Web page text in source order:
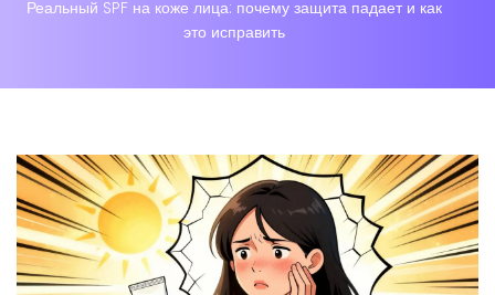
Реальный SPF на коже лица: почему защита падает и как
это исправить